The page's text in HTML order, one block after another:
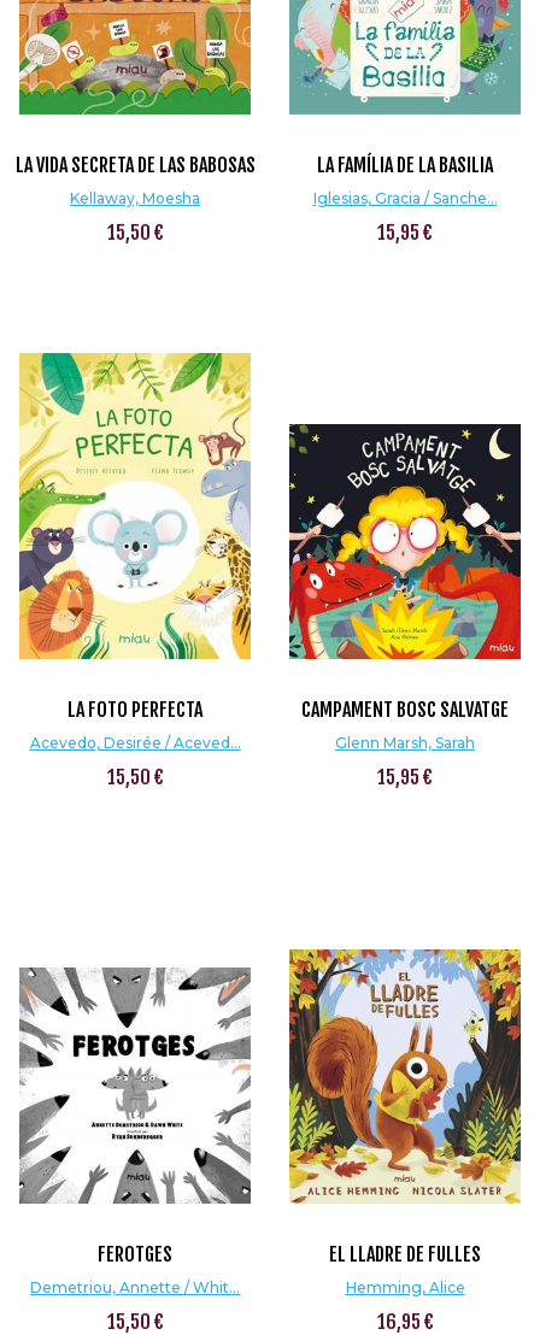
LA VIDA SECRETA DE LAS BABOSAS
Kellaway, Moesha
15,50 €
LA FAMÍLIA DE LA BASILIA
Iglesias, Gracia / Sanche...
15,95 €
LA FOTO PERFECTA
Acevedo, Desirée / Aceved...
15,50 €
CAMPAMENT BOSC SALVATGE
Glenn Marsh, Sarah
15,95 €
FEROTGES
Demetriou, Annette / Whit...
15,50 €
EL LLADRE DE FULLES
Hemming, Alice
16,95 €